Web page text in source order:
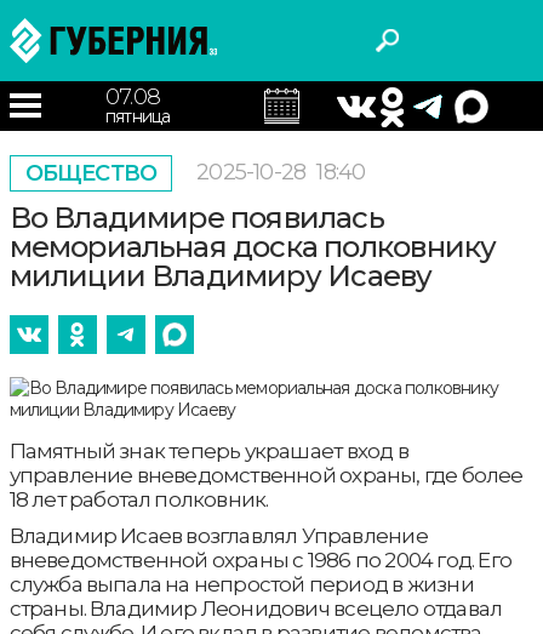
07.08
пятница
ОБЩЕСТВО 2025-10-28 18:40
Во Владимире появилась
мемориальная доска полковнику
милиции Владимиру Исаеву
Памятный знак теперь украшает вход в
управление вневедомственной охраны, где более
18 лет работал полковник.
Владимир Исаев возглавлял Управление
вневедомственной охраны с 1986 по 2004 год. Его
служба выпала на непростой период в жизни
страны. Владимир Леонидович всецело отдавал